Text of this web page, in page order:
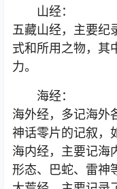
山经：
五藏山经，主要纪
式和所用之物，其
力。
海经：
海外经，多记海外
神话零片的记叙，
海内经，主要记海
形态、巴蛇、雷神